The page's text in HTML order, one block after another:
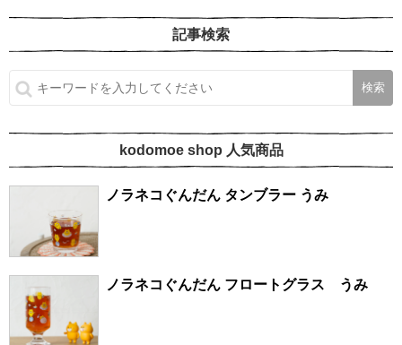
記事検索
kodomoe shop 人気商品
ノラネコぐんだん タンブラー うみ
ノラネコぐんだん フロートグラス うみ